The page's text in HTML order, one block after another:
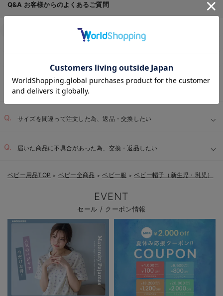
Q&A お客様からのよくあるご質問
返品交換について
返品条件はありますか？
サイズを間違って注文した為、返品・交換したい
届いた商品に不具合があった為、交換・返品したい
お気に入り商品を確認する
ベビー用品TOP ＞ ベビー全商品 ＞ ベビー服 ＞ ベビー帽子（新生児・乳児）
EVENT
セール / クーポン情報